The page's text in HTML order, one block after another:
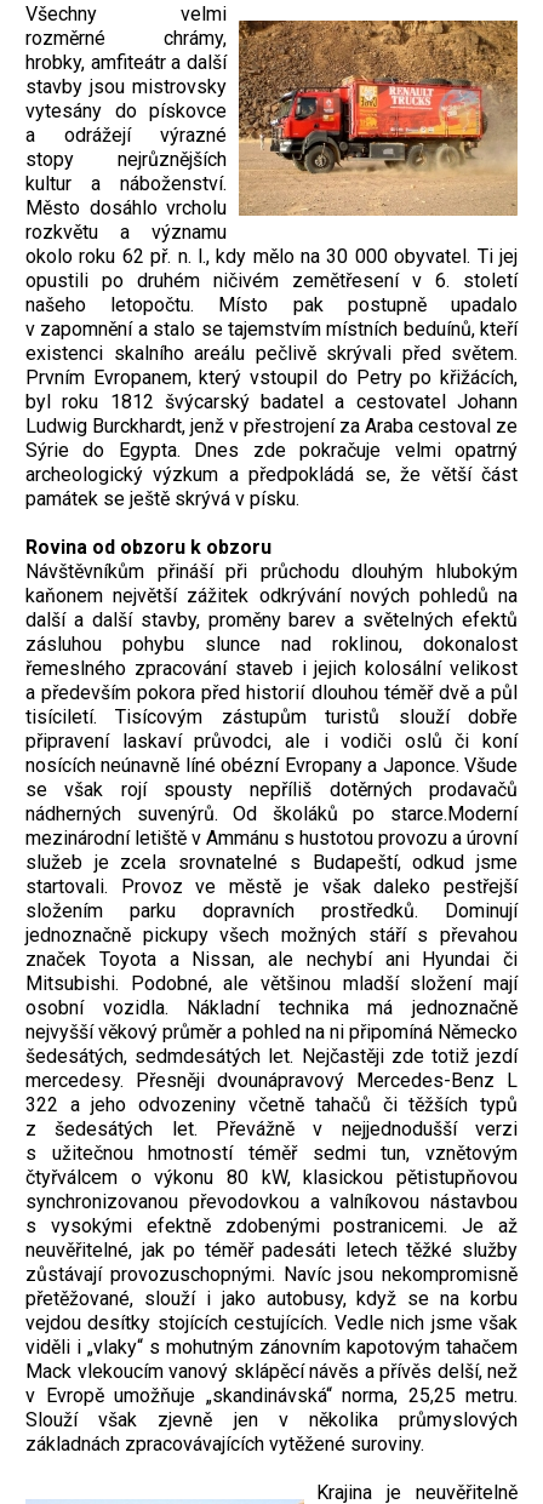
Všechny velmi
rozměrné chrámy,
hrobky, amfiteátr a další
stavby jsou mistrovsky
vytesány do pískovce
a odrážejí výrazné
stopy nejrůznějších
kultur a náboženství.
Město dosáhlo vrcholu
rozkvětu a významu
okolo roku 62 př. n. l., kdy mělo na 30 000 obyvatel. Ti jej
opustili po druhém ničivém zemětřesení v 6. století
našeho letopočtu. Místo pak postupně upadalo
v zapomnění a stalo se tajemstvím místních beduínů, kteří
existenci skalního areálu pečlivě skrývali před světem.
Prvním Evropanem, který vstoupil do Petry po křižácích,
byl roku 1812 švýcarský badatel a cestovatel Johann
Ludwig Burckhardt, jenž v přestrojení za Araba cestoval ze
Sýrie do Egypta. Dnes zde pokračuje velmi opatrný
archeologický výzkum a předpokládá se, že větší část
památek se ještě skrývá v písku.
Rovina od obzoru k obzoru
Návštěvníkům přináší při průchodu dlouhým hlubokým
kaňonem největší zážitek odkrývání nových pohledů na
další a další stavby, proměny barev a světelných efektů
zásluhou pohybu slunce nad roklinou, dokonalost
řemeslného zpracování staveb i jejich kolosální velikost
a především pokora před historií dlouhou téměř dvě a půl
tisíciletí. Tisícovým zástupům turistů slouží dobře
připravení laskaví průvodci, ale i vodiči oslů či koní
nosících neúnavně líné obézní Evropany a Japonce. Všude
se však rojí spousty nepříliš dotěrných prodavačů
nádherných suvenýrů. Od školáků po starce.Moderní
mezinárodní letiště v Ammánu s hustotou provozu a úrovní
služeb je zcela srovnatelné s Budapeští, odkud jsme
startovali. Provoz ve městě je však daleko pestřejší
složením parku dopravních prostředků. Dominují
jednoznačně pickupy všech možných stáří s převahou
značek Toyota a Nissan, ale nechybí ani Hyundai či
Mitsubishi. Podobné, ale většinou mladší složení mají
osobní vozidla. Nákladní technika má jednoznačně
nejvyšší věkový průměr a pohled na ni připomíná Německo
šedesátých, sedmdesátých let. Nejčastěji zde totiž jezdí
mercedesy. Přesněji dvounápravový Mercedes-Benz L
322 a jeho odvozeniny včetně tahačů či těžších typů
z šedesátých let. Převážně v nejjednodušší verzi
s užitečnou hmotností téměř sedmi tun, vznětovým
čtyřválcem o výkonu 80 kW, klasickou pětistupňovou
synchronizovanou převodovkou a valníkovou nástavbou
s vysokými efektně zdobenými postranicemi. Je až
neuvěřitelné, jak po téměř padesáti letech těžké služby
zůstávají provozuschopnými. Navíc jsou nekompromisně
přetěžované, slouží i jako autobusy, když se na korbu
vejdou desítky stojících cestujících. Vedle nich jsme však
viděli i „vlaky“ s mohutným zánovním kapotovým tahačem
Mack vlekoucím vanový sklápěcí návěs a přívěs delší, než
v Evropě umožňuje „skandinávská“ norma, 25,25 metru.
Slouží však zjevně jen v několika průmyslových
základnách zpracovávajících vytěžené suroviny.
Krajina je neuvěřitelně